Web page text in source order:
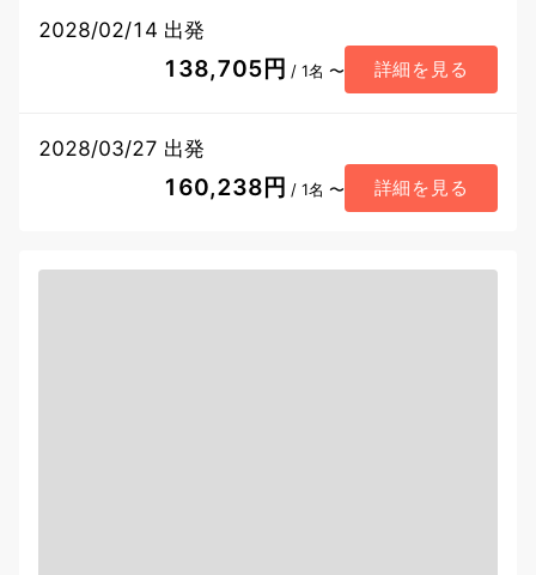
2028/02/14 出発
138,705円 / 1名 〜 詳細を見る
2028/03/27 出発
160,238円 / 1名 〜 詳細を見る